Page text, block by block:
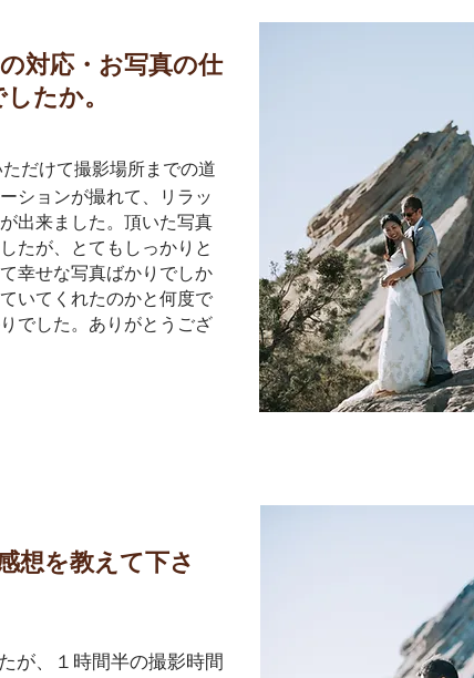
対応・お写真の仕
たか。
だけて撮影場所までの道
ションが撮れて、リラッ
出来ました。頂いた写真
たが、とてもしっかりと
幸せな写真ばかりでしか
いてくれたのかと何度で
でした。ありがとうござ
想を教えて下さ
が、１時間半の撮影時間